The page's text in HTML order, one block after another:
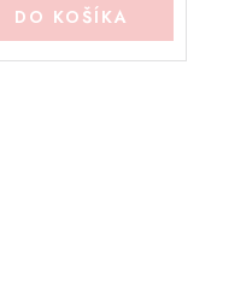
DO KOŠÍKA